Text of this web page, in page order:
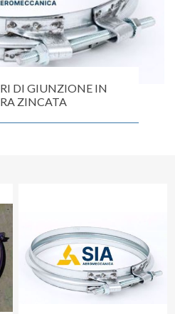
DI GIUNZIONE IN
ZINCATA